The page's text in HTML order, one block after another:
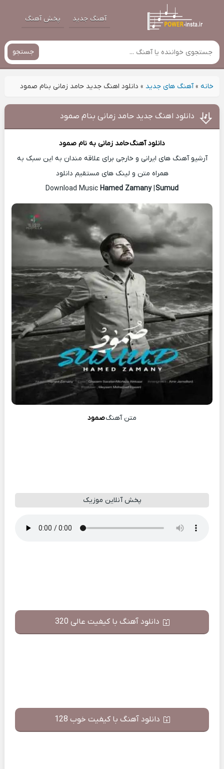
آهنگ جدید پخش آهنگ
جستجو
خانه»آهنگ های جدید » دانلود اهنگ جدید حامد زمانی بنام صمود
دانلود اهنگ جدید حامد زمانی بنام صمود
دانلود آهنگحامد زمانی به نام صمود
آرشیو آهنگ های ایرانی و خارجی برای علاقه مندان به این سبک به
همراه متن و لینک های مستقیم دانلود
Download Music
Hamed Zamany|Sumud
متن آهنگصمود
پخش آنلاین موزیک
دانلود آهنگ با کیفیت عالی 320
دانلود آهنگ با کیفیت خوب 128